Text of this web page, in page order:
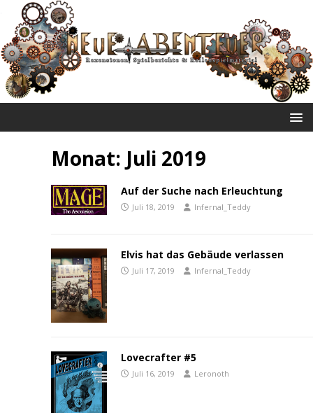
Monat: Juli 2019
Auf der Suche nach Erleuchtung
Juli 18, 2019 Infernal_Teddy
Elvis hat das Gebäude verlassen
Juli 17, 2019 Infernal_Teddy
Lovecrafter #5
Juli 16, 2019 Leronoth